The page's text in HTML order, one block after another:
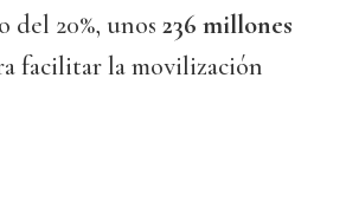
20%, unos 236 millones
facilitar la movilización